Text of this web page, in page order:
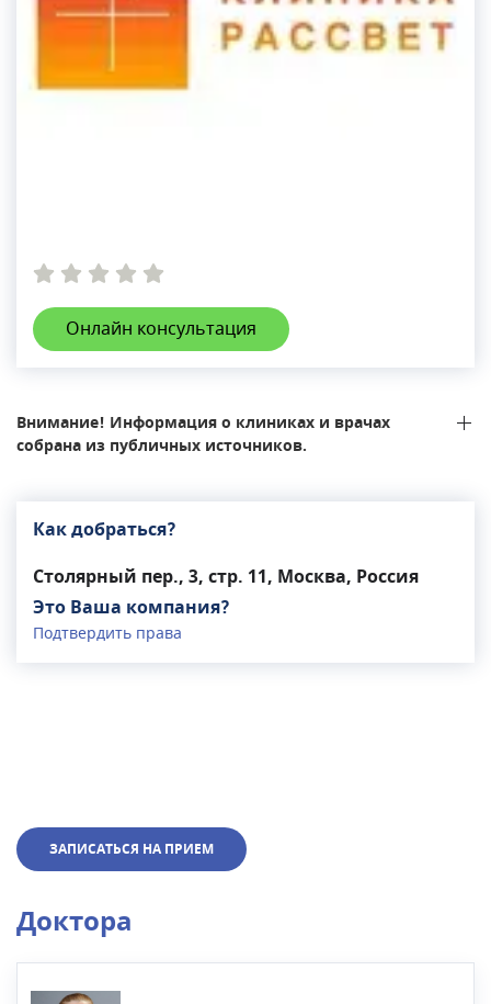
Онлайн консультация
Внимание! Информация о клиниках и врачах
собрана из публичных источников.
Как добраться?
Столярный пер., 3, стр. 11, Москва, Россия
Это Ваша компания?
Подтвердить права
ЗАПИСАТЬСЯ НА ПРИЕМ
Доктора